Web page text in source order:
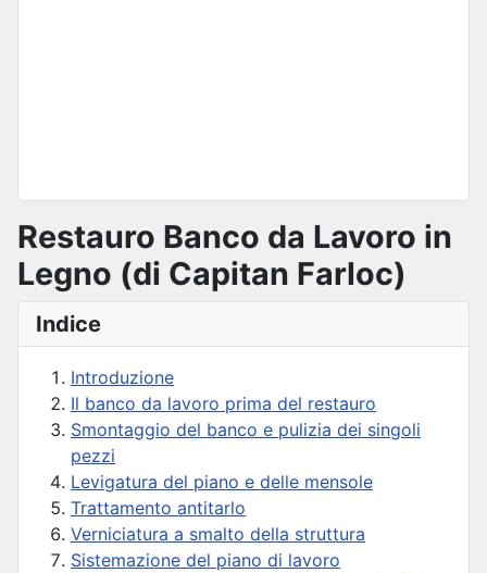
Restauro Banco da Lavoro in
Legno (di Capitan Farloc)
Indice
Introduzione
Il banco da lavoro prima del restauro
Smontaggio del banco e pulizia dei singoli
pezzi
Levigatura del piano e delle mensole
Trattamento antitarlo
Verniciatura a smalto della struttura
Sistemazione del piano di lavoro